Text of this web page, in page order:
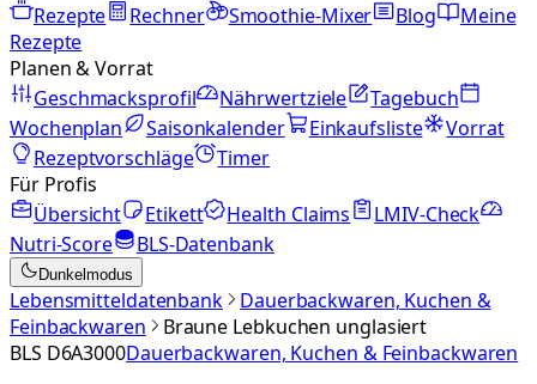
Rezepte
Rechner Smoothie-Mixer Blog
Meine
Rezepte
Planen & Vorrat
Geschmacksprofil
Nährwertziele
Tagebuch
Wochenplan
Saisonkalender Einkaufsliste
Vorrat
Rezeptvorschläge
Timer
Für Profis
Übersicht
Etikett Health Claims
LMIV-Check
Nutri-Score
BLS-Datenbank
Dunkelmodus
Lebensmitteldatenbank
Dauerbackwaren, Kuchen &
Feinbackwaren
Braune Lebkuchen unglasiert
BLS D6A3000Dauerbackwaren, Kuchen & Feinbackwaren